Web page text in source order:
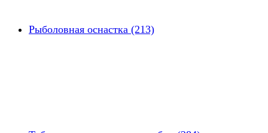
Рыболовная оснастка (213)